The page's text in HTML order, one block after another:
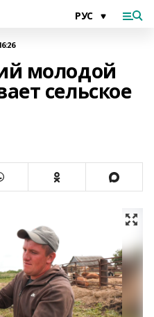
молодой
сельское